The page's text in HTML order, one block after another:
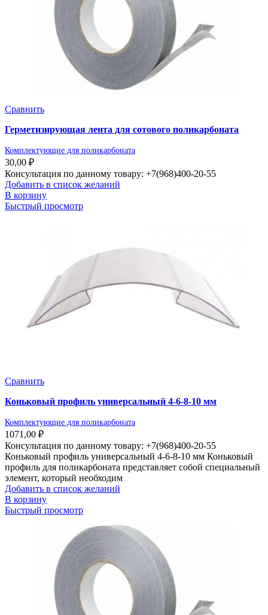
Сравнить
Герметизирующая лента для сотового поликарбоната
Комплектующие для поликарбоната
30,00 ₽
Консультация по данному товару: +7(968)400-20-55
Добавить в список желаний
В корзину
Быстрый просмотр
Сравнить
Коньковый профиль универсальный 4-6-8-10 мм
Комплектующие для поликарбоната
1071,00 ₽
Консультация по данному товару: +7(968)400-20-55
Коньковый профиль универсальный 4-6-8-10 мм Коньковый
профиль для поликарбоната представляет собой специальный
элемент, который необходим
Добавить в список желаний
В корзину
Быстрый просмотр